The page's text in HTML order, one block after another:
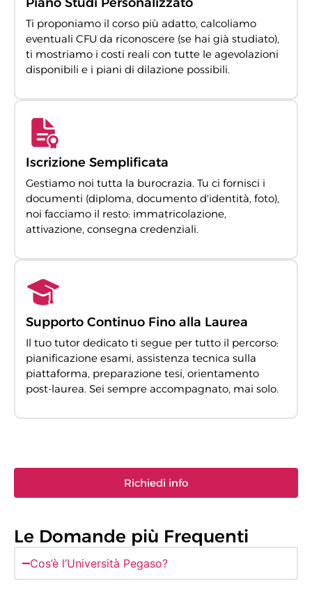
Ti proponiamo il corso più adatto, calcoliamo
eventuali CFU da riconoscere (se hai già studiato),
ti mostriamo i costi reali con tutte le agevolazioni
disponibili e i piani di dilazione possibili.
Iscrizione Semplificata
Gestiamo noi tutta la burocrazia. Tu ci fornisci i
documenti (diploma, documento d'identità, foto),
noi facciamo il resto: immatricolazione,
attivazione, consegna credenziali.
Supporto Continuo Fino alla Laurea
Il tuo tutor dedicato ti segue per tutto il percorso:
pianificazione esami, assistenza tecnica sulla
piattaforma, preparazione tesi, orientamento
post-laurea. Sei sempre accompagnato, mai solo.
Richiedi info
Le Domande più Frequenti
Cos’è l’Università Pegaso?